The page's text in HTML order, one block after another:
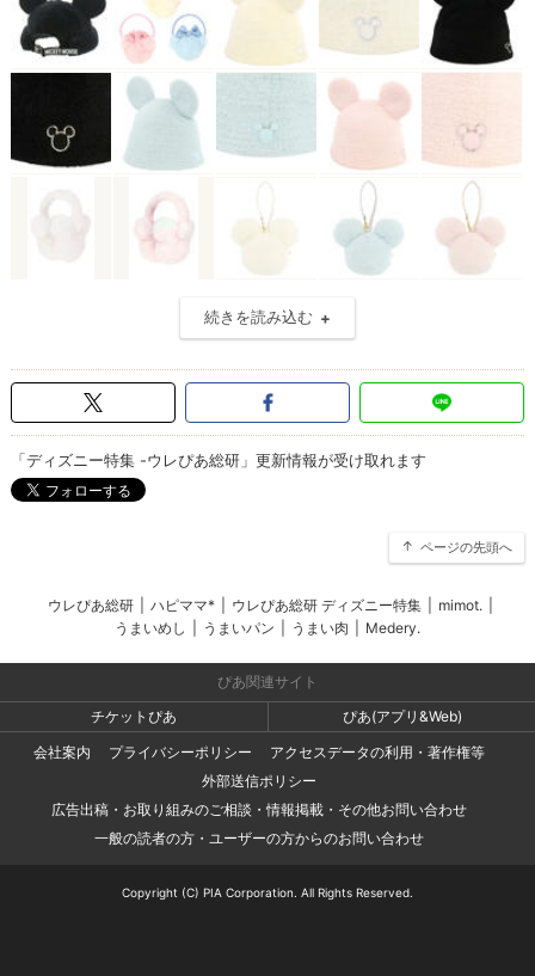
続きを読み込む
「ディズニー特集 -ウレぴあ総研」更新情報が受け取れます
ページの先頭へ
ウレぴあ総研 ハピママ* ウレぴあ総研 ディズニー特集 mimot.
うまいめし
うまいパン うまい肉 Medery.
ぴあ関連サイト
チケットぴあ
ぴあ(アプリ&Web)
会社案内
プライバシーポリシー
アクセスデータの利用・著作権等
外部送信ポリシー
広告出稿・お取り組みのご相談・情報掲載・その他お問い合わせ
一般の読者の方・ユーザーの方からのお問い合わせ
Copyright (C) PIA Corporation. All Rights Reserved.